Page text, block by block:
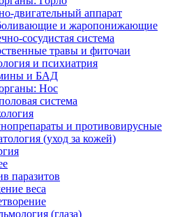
двигательный аппарат
и жаропонижающие
сосудистая система
травы и фиточаи
и психиатрия
и БАД
Нос
система
и противовирусные
(уход за кожей)
паразитов
веса
(глаза)